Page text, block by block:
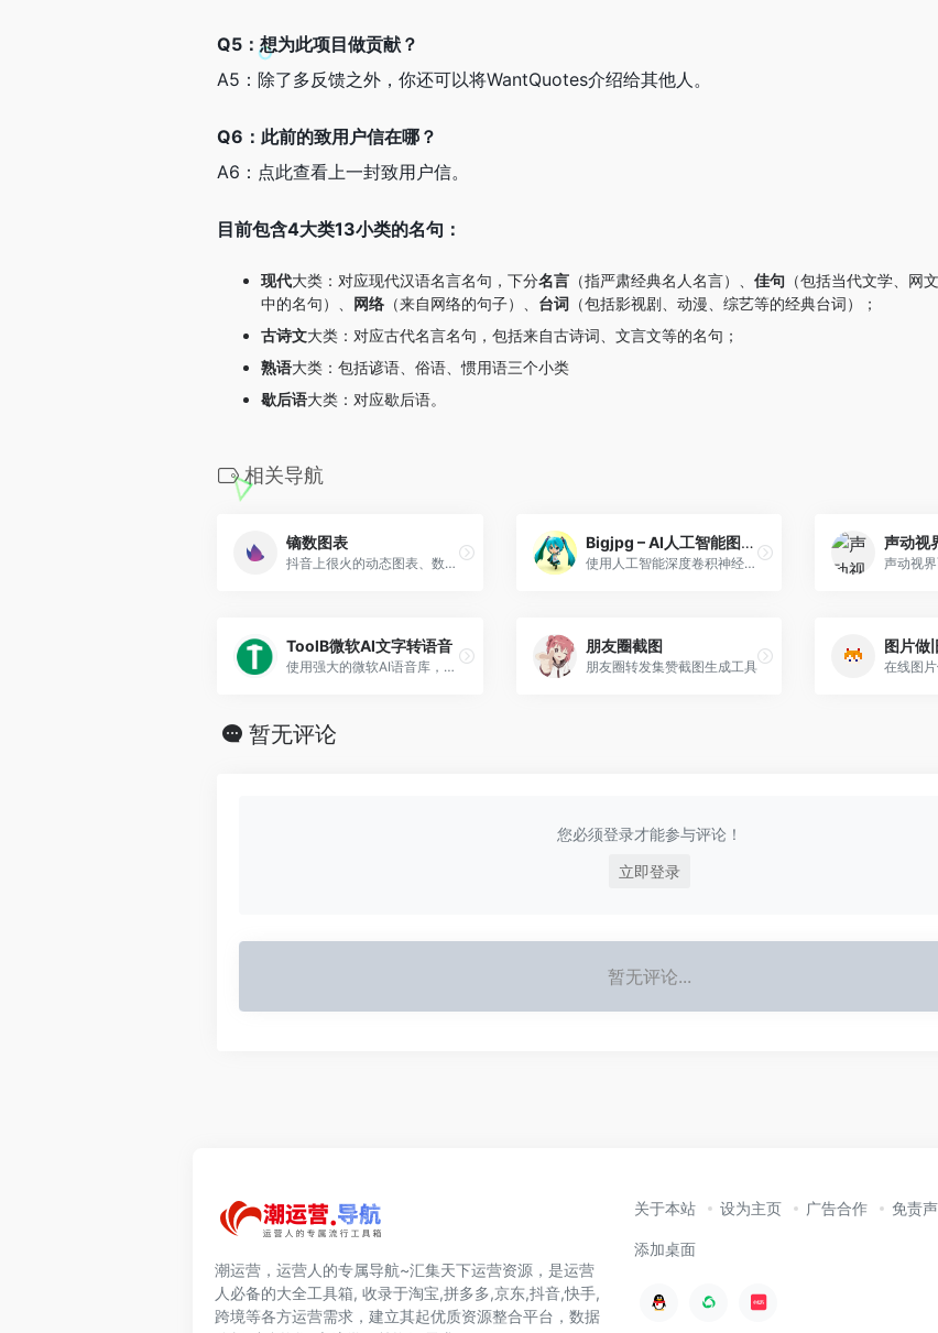
Q5：想为此项目做贡献？
A5：除了多反馈之外，你还可以将WantQuotes介绍给其他人。
Q6：此前的致用户信在哪？
A6：点此查看上一封致用户信。
目前包含4大类13小类的名句：
现代大类：对应现代汉语名言名句，下分名言 （指严肃经典名人名言）、 佳句 （包括当代文学、网
中的名句）、 网络 （来自网络的句子）、 台词 （包括影视剧、动漫、综艺等的经典台词）；
古诗文大类：对应古代名言名句，包括来自古诗词、文言文等的名句；
熟语大类：包括谚语、俗语、惯用语三个小类
歇后语大类：对应歇后语。
相关导航
镝数图表
抖音上很火的动态图表、数据...
Bigjpg – AI人工智能图片无损放大
使用人工智能深度卷积神经网络（CNN）智能无损放大图片，可放大4K级超高清分辨率（4000x4000）图片，最大32倍放大，效果秒杀PhotoZoom放大。
声动视
ToolB微软AI文字转语音
使用强大的微软AI语音库，合成独具特色接近真人语音的朗读音频。
朋友圈截图
朋友圈转发集赞截图生成工具
图片做
在线图
暂无评论
您必须登录才能参与评论！
立即登录
暂无评论...
潮运营，运营人的专属导航~汇集天下运营资源，是运营
人必备的大全工具箱, 收录于淘宝,拼多多,京东,抖音,快手,
跨境等各方运营需求，建立其起优质资源整合平台，数据
关于本站 设为主页 广告合作 免责
添加桌面